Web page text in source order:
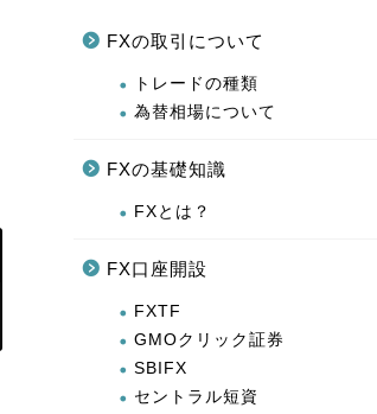
FXの取引について
トレードの種類
為替相場について
FXの基礎知識
FXとは？
FX口座開設
FXTF
GMOクリック証券
SBIFX
セントラル短資